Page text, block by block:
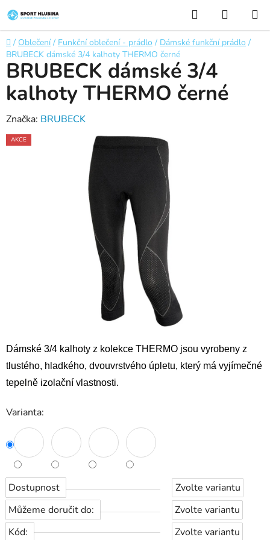
na
obsah
Hledat
KOŠÍK
Domů
/ Oblečení / Funkční oblečení - prádlo / Dámské funkční prádlo /
BRUBECK dámské 3/4 kalhoty THERMO černé
Dámské 3/4 kalhoty z kolekce THERMO jsou vyrobeny z
tlustého, hladkého, dvouvrstvého úpletu, který má vyjímečné
tepelně izolační vlastnosti.
Varianta:
Dostupnost
Zvolte variantu
Můžeme doručit do:
Zvolte variantu
Kód:
Zvolte variantu
BRUBECK dámské 3/4
kalhoty THERMO černé
Značka: BRUBECK
AKCE